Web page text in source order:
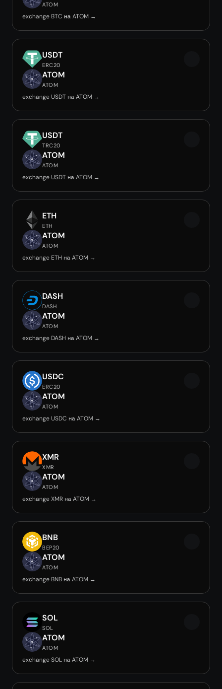
ATOM
exchange BTC на ATOM →
USDT
ERC20
ATOM
ATOM
exchange USDT на ATOM →
USDT
TRC20
ATOM
ATOM
exchange USDT на ATOM →
ETH
ETH
ATOM
ATOM
exchange ETH на ATOM →
DASH
DASH
ATOM
ATOM
exchange DASH на ATOM →
USDC
ERC20
ATOM
ATOM
exchange USDC на ATOM →
XMR
XMR
ATOM
ATOM
exchange XMR на ATOM →
BNB
BEP20
ATOM
ATOM
exchange BNB на ATOM →
SOL
SOL
ATOM
ATOM
exchange SOL на ATOM →